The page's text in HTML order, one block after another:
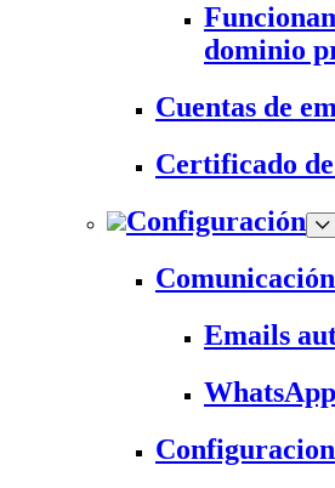
dominio
Cuentas de
Certificado
Configuración
Comunicación
Emails
WhatsApp